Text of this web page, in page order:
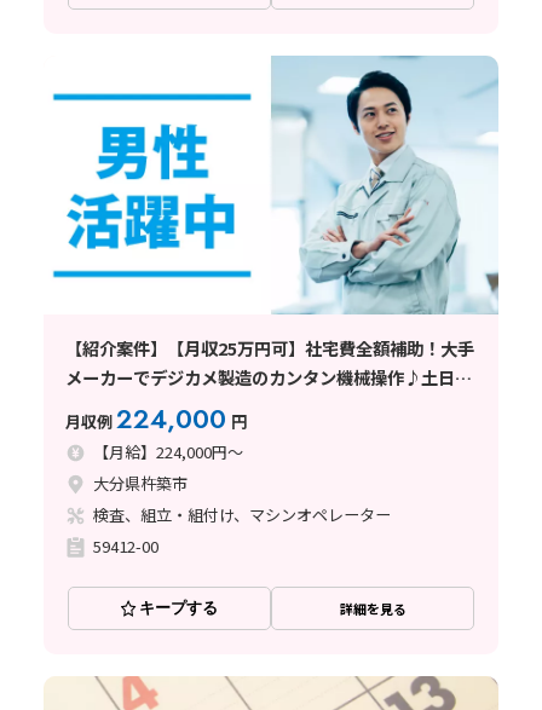
【紹介案件】【月収25万円可】社宅費全額補助！大手
メーカーでデジカメ製造のカンタン機械操作♪土日休
月収例224,000 円
【月給】224,000円～
大分県杵築市
検査、組立・組付け、マシンオペレーター
59412-00
キープする 詳細を見る